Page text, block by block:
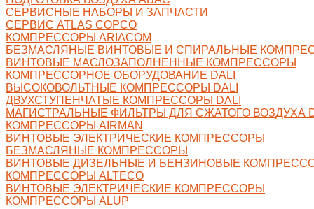
СЕРВИСНЫЕ НАБОРЫ И ЗАПЧАСТИ
СЕРВИС ATLAS COPCO
КОМПРЕССОРЫ ARIACOM
БЕЗМАСЛЯНЫЕ ВИНТОВЫЕ И СПИРАЛЬНЫЕ
ВИНТОВЫЕ МАСЛОЗАПОЛНЕННЫЕ КОМПРЕССОРЫ
КОМПРЕССОРНОЕ ОБОРУДОВАНИЕ DALI
ВЫСОКОВОЛЬТНЫЕ КОМПРЕССОРЫ DALI
ДВУХСТУПЕНЧАТЫЕ КОМПРЕССОРЫ DALI
МАГИСТРАЛЬНЫЕ ФИЛЬТРЫ ДЛЯ СЖАТОГО ВОЗДУХА
КОМПРЕССОРЫ AIRMAN
ВИНТОВЫЕ ЭЛЕКТРИЧЕСКИЕ КОМПРЕССОРЫ
БЕЗМАСЛЯНЫЕ КОМПРЕССОРЫ
ВИНТОВЫЕ ДИЗЕЛЬНЫЕ И БЕНЗИНОВЫЕ
КОМПРЕССОРЫ ALTECO
ВИНТОВЫЕ ЭЛЕКТРИЧЕСКИЕ КОМПРЕССОРЫ
КОМПРЕССОРЫ ALUP